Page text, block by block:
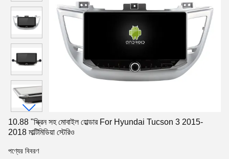
10.88 "স্ক্রিন সহ মোবাইল হোল্ডার For Hyundai Tucson 3 2015-
2018 মাল্টিমিডিয়া স্টেরিও
পণ্যের বিবরণ